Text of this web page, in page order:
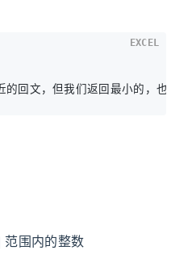
的回文，但我们返回最小的，也就
EXCEL
范围内的整数